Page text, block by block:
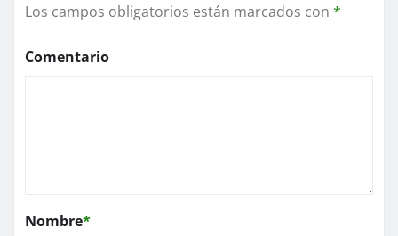
Los campos obligatorios están marcados con *
Comentario
Nombre*